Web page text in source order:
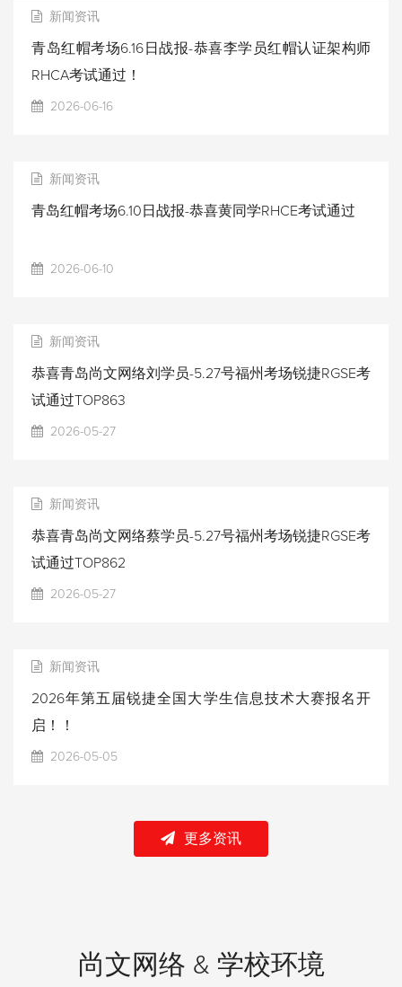
新闻资讯
青岛红帽考场6.16日战报-恭喜李学员红帽认证架构师
RHCA考试通过！
2026-06-16
新闻资讯
青岛红帽考场6.10日战报-恭喜黄同学RHCE考试通过
2026-06-10
新闻资讯
恭喜青岛尚文网络刘学员-5.27号福州考场锐捷RGSE考
试通过TOP863
2026-05-27
新闻资讯
恭喜青岛尚文网络蔡学员-5.27号福州考场锐捷RGSE考
试通过TOP862
2026-05-27
新闻资讯
2026年第五届锐捷全国大学生信息技术大赛报名开
启！！
2026-05-05
更多资讯
尚文网络 & 学校环境